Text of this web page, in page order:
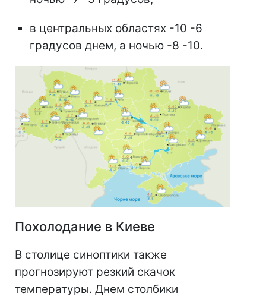
в центральных областях -10 -6
градусов днем, а ночью -8 -10.
Похолодание в Киеве
В столице синоптики также
прогнозируют резкий скачок
температуры. Днем столбики